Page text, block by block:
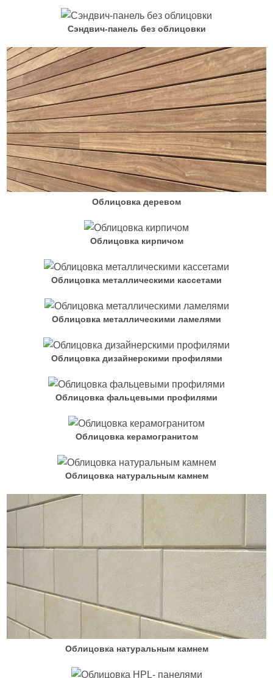
Сэндвич-панель без облицовки
Облицовка деревом
Облицовка кирпичом
Облицовка металлическими кассетами
Облицовка металлическими ламелями
Облицовка дизайнерскими профилями
Облицовка фальцевыми профилями
Облицовка керамогранитом
Облицовка натуральным камнем
Облицовка натуральным камнем